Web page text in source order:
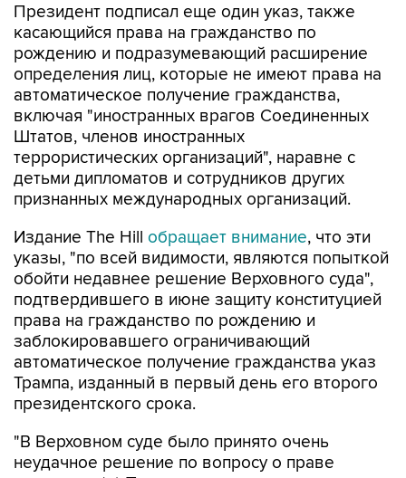
Президент подписал еще один указ, также
касающийся права на гражданство по
рождению и подразумевающий расширение
определения лиц, которые не имеют права на
автоматическое получение гражданства,
включая "иностранных врагов Соединенных
Штатов, членов иностранных
террористических организаций", наравне с
детьми дипломатов и сотрудников других
признанных международных организаций.
Издание The Hill обращает внимание, что эти
указы, "по всей видимости, являются попыткой
обойти недавнее решение Верховного суда",
подтвердившего в июне защиту конституцией
права на гражданство по рождению и
заблокировавшего ограничивающий
автоматическое получение гражданства указ
Трампа, изданный в первый день его второго
президентского срока.
"В Верховном суде было принято очень
неудачное решение по вопросу о праве